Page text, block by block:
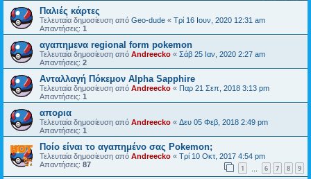
Παλιές κάρτες
Τελευταία δημοσίευση από Geo-dude « Τρί 16 Ιουν, 2020 12:31 am
Απαντήσεις: 1
αγαπημενα regional form pokemon
Τελευταία δημοσίευση από Andreecko « Σάβ 25 Ιαν, 2020 2:27 am
Απαντήσεις: 2
Ανταλλαγή Πόκεμον Alpha Sapphire
Τελευταία δημοσίευση από Andreecko « Παρ 21 Σεπ, 2018 3:13 pm
Απαντήσεις: 1
απορια
Τελευταία δημοσίευση από Andreecko « Δευ 05 Φεβ, 2018 2:49 pm
Απαντήσεις: 1
Ποίο είναι το αγαπημένο σας Pokemon;
Τελευταία δημοσίευση από Andreecko « Τρί 10 Οκτ, 2017 4:54 pm
Απαντήσεις: 87 1 6 7 8 9